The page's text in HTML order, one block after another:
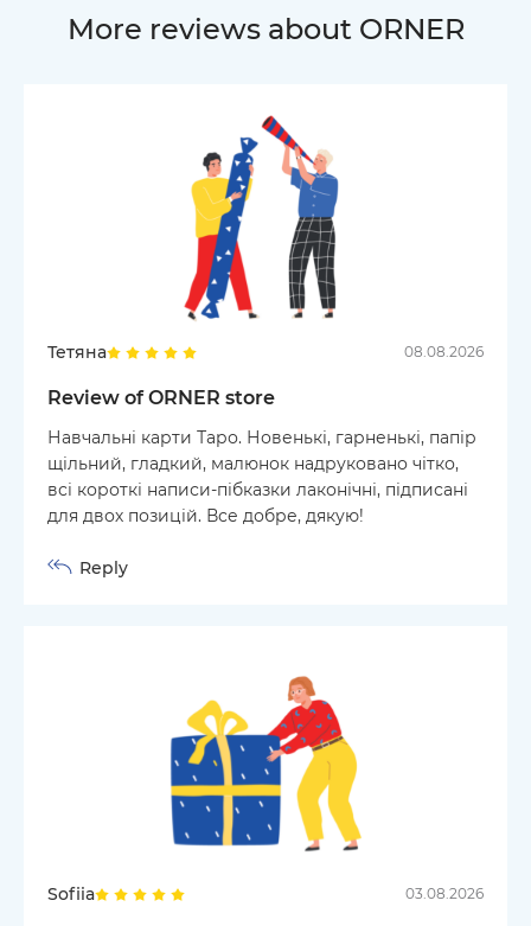
More reviews about ORNER
Тетяна 08.08.2026
Review of ORNER store
Навчальні карти Таро. Новенькі, гарненькі, папір
щільний, гладкий, малюнок надруковано чітко,
всі короткі написи-пібказки лаконічні, підписані
для двох позицій. Все добре, дякую!
Reply
Sofiia 03.08.2026